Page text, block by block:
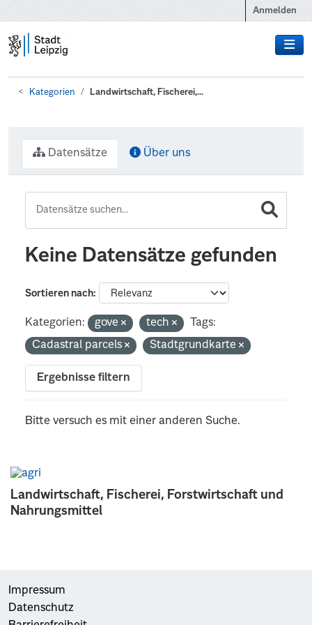
Anmelden
Kategorien Landwirtschaft, Fischerei,...
Landwirtschaft, Fischerei, Forstwirtschaft und
Nahrungsmittel
Datensätze Über uns
Keine Datensätze gefunden
Sortieren nach
Kategorien: gove tech
Tags:
Cadastral parcels
Stadtgrundkarte
Ergebnisse filtern
Bitte versuch es mit einer anderen Suche.
Impressum
Datenschutz